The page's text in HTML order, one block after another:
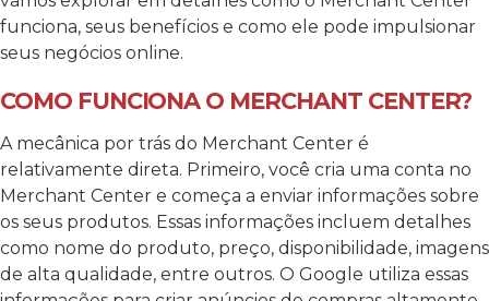
funciona, seus benefícios e como ele pode impulsionar
seus negócios online.
COMO FUNCIONA O MERCHANT CENTER?
A mecânica por trás do Merchant Center é
relativamente direta. Primeiro, você cria uma conta no
Merchant Center e começa a enviar informações sobre
os seus produtos. Essas informações incluem detalhes
como nome do produto, preço, disponibilidade, imagens
de alta qualidade, entre outros. O Google utiliza essas